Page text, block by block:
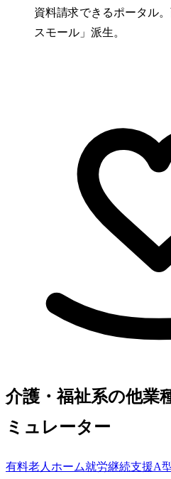
資料請求できるポータル
スモール」派生。
介護・福祉系の他業
ミュレーター
有料老人ホーム就労継続支援A